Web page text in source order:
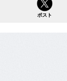
ポスト